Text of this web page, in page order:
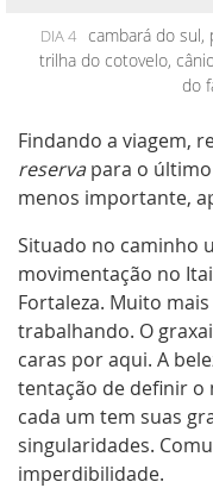
DIA 4
cambará do sul,
trilha do cotovelo,
do
Findando a viagem,
reservapara o último
menos importante,
Situado no caminho
movimentação no
Fortaleza. Muito
trabalhando. O
caras por aqui. A
tentação de definir o
cada um tem suas
singularidades.
imperdibilidade.